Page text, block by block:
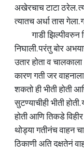
अखेरचाच टाटा ठरेल.
त्यातच अर्धा तास गेला.
गाडी झिल्पीवरुन
निघाली. परंतु बोर
उतार होता व
कारण गती जर
शकतो ही भीती होती
सुटण्याचीही भीती
होती आणि तिकडे
थोड्या गतीनंच वाहन
ठिकाणी अति दक्षतेनं